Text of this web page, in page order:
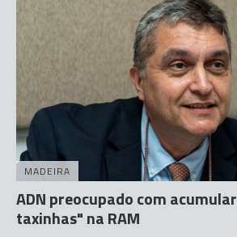
MADEIRA
ADN preocupado com
taxinhas" na RAM